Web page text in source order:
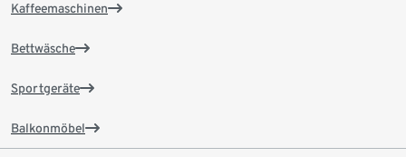
Kaffeemaschinen
Bettwäsche
Sportgeräte
Balkonmöbel